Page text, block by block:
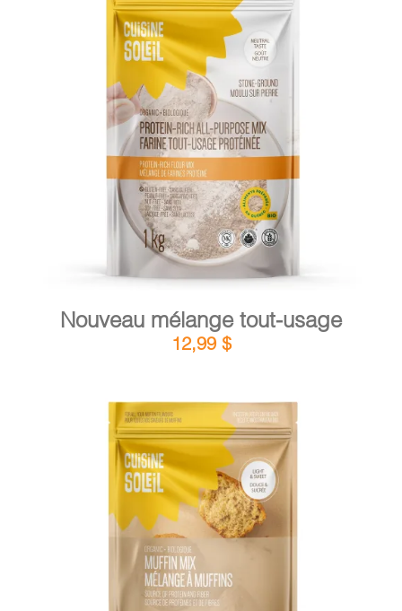
PANIER
AJOUTER AU PANIER / DÉTAILS
Nouveau mélange tout-usage
12,99 $
AJOUTER AU PANIER